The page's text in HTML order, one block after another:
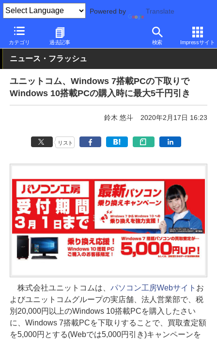
Powered by Translate
カテゴリ 過去記事 検索 Impressサイト
PC Watch パソコン/タブレット/スマートフォン デスクトップパ
ニュース・フラッシュ
ユニットコム、Windows 7搭載PCの下取りで
Windows 10搭載PCの購入時に最大5千円引き
鈴木 悠斗 2020年2月17日 16:23
リスト
株式会社ユニットコムは、 パソコン工房Webサイト お
よびユニットコムグループの実店舗、法人営業部で、税
別20,000円以上のWindows 10搭載PCを購入したさい
に、Windows 7搭載PCを下取りすることで、買取査定額
を5,000円とする(Webでは5,000円引き)キャンペーンを